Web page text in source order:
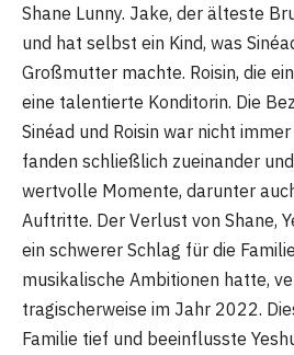
Shane Lunny. Jake, der älteste
und hat selbst ein Kind, was
Großmutter machte. Roisin, die
eine talentierte Konditorin. Die
Sinéad und Roisin war nicht
fanden schließlich zueinander
wertvolle Momente, darunter
Auftritte. Der Verlust von Shane,
ein schwerer Schlag für die
musikalische Ambitionen hatte,
tragischerweise im Jahr 2022.
Familie tief und beeinflusste